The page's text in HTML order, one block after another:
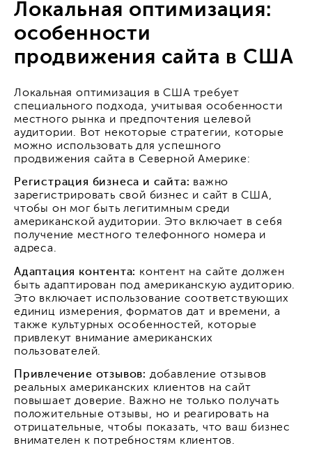
Локальная оптимизация:
особенности
продвижения сайта в США
Локальная оптимизация в США требует
специального подхода, учитывая особенности
местного рынка и предпочтения целевой
аудитории. Вот некоторые стратегии, которые
можно использовать для успешного
продвижения сайта в Северной Америке:
Регистрация бизнеса и сайта: важно
зарегистрировать свой бизнес и сайт в США,
чтобы он мог быть легитимным среди
американской аудитории. Это включает в себя
получение местного телефонного номера и
адреса.
Адаптация контента: контент на сайте должен
быть адаптирован под американскую аудиторию.
Это включает использование соответствующих
единиц измерения, форматов дат и времени, а
также культурных особенностей, которые
привлекут внимание американских
пользователей.
Привлечение отзывов: добавление отзывов
реальных американских клиентов на сайт
повышает доверие. Важно не только получать
положительные отзывы, но и реагировать на
отрицательные, чтобы показать, что ваш бизнес
внимателен к потребностям клиентов.